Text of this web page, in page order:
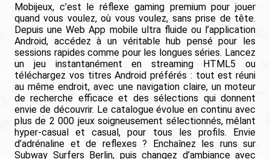
Mobijeux, c’est le réflexe gaming premium pour jouer
quand vous voulez, où vous voulez, sans prise de tête.
Depuis une Web App mobile ultra fluide ou l’application
Android, accédez à un véritable hub pensé pour les
sessions rapides comme pour les longues séries. Lancez
un jeu instantanément en streaming HTML5 ou
téléchargez vos titres Android préférés : tout est réuni
au même endroit, avec une navigation claire, un moteur
de recherche efficace et des sélections qui donnent
envie de découvrir. Le catalogue évolue en continu avec
plus de 2 000 jeux soigneusement sélectionnés, mêlant
hyper-casual et casual, pour tous les profils. Envie
d’adrénaline et de reflexes ? Enchaînez les runs sur
Subway Surfers Berlin, puis changez d’ambiance avec